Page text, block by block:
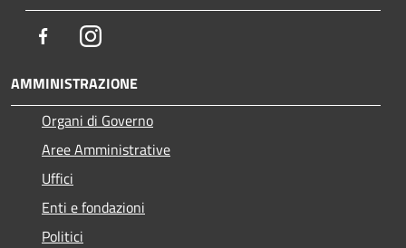
FacebookInstagram
AMMINISTRAZIONE
Organi di Governo
Aree Amministrative
Uffici
Enti e fondazioni
Politici